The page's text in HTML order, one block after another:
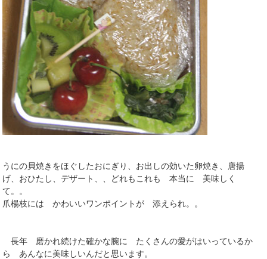
うにの貝焼きをほぐしたおにぎり、お出しの効いた卵焼き、唐揚
げ、おひたし、デザート、、どれもこれも 本当に 美味しく
て。。
爪楊枝には かわいいワンポイントが 添えられ。。
長年 磨かれ続けた確かな腕に たくさんの愛がはいっているか
ら あんなに美味しいんだと思います。